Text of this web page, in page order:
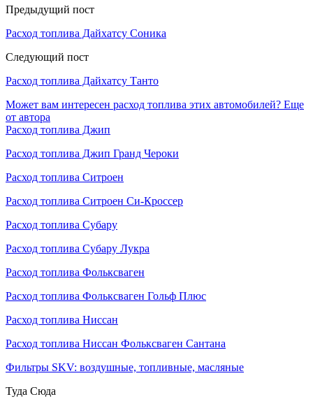
Предыдущий пост
Расход топлива Дайхатсу Соника
Следующий пост
Расход топлива Дайхатсу Танто
Может вам интересен расход топлива этих автомобилей? Еще
от автора
Расход топлива Джип
Расход топлива Джип Гранд Чероки
Расход топлива Ситроен
Расход топлива Ситроен Си-Кроссер
Расход топлива Субару
Расход топлива Субару Лукра
Расход топлива Фольксваген
Расход топлива Фольксваген Гольф Плюс
Расход топлива Ниссан
Расход топлива Ниссан Фольксваген Сантана
Фильтры SKV: воздушные, топливные, масляные
Туда Сюда